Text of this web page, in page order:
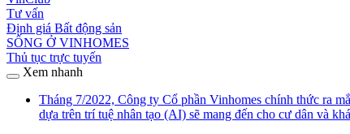
Tư vấn
Định giá Bất động sản
SỐNG Ở VINHOMES
Thủ tục trực tuyến
Xem nhanh
Tháng 7/2022, Công ty Cổ phần Vinhomes chính thức ra
dựa trên trí tuệ nhân tạo (AI) sẽ mang đến cho cư dân và